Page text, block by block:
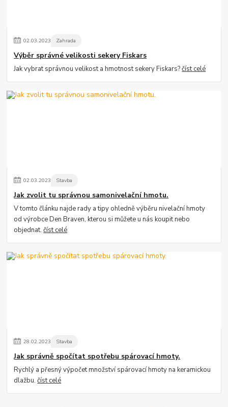
02.03.2023 Zahrada
Výběr správné velikosti sekery Fiskars
Jak vybrat správnou velikost a hmotnost sekery Fiskars?číst celé
02.03.2023 Stavba
Jak zvolit tu správnou samonivelační hmotu.
V tomto článku najde rady a tipy ohledně výběru nivelační hmoty
od výrobce Den Braven, kterou si můžete u nás koupit nebo
objednat.číst celé
28.02.2023 Stavba
Jak správně spočítat spotřebu spárovací hmoty.
Rychlý a přesný výpočet množství spárovací hmoty na keramickou
dlažbu.číst celé